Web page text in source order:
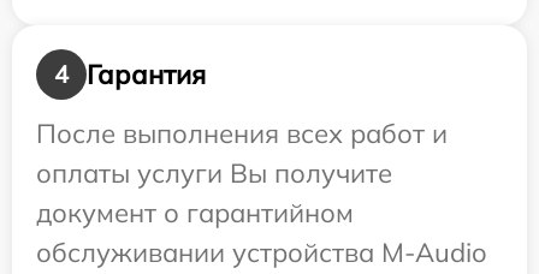
4
Гарантия
После выполнения всех работ и
оплаты услуги Вы получите
документ о гарантийном
обслуживании устройства M-Audio